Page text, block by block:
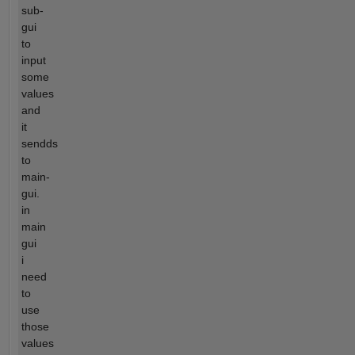
sub-
gui
to
input
some
values
and
it
sendds
to
main-
gui.
in
main
gui
i
need
to
use
those
values